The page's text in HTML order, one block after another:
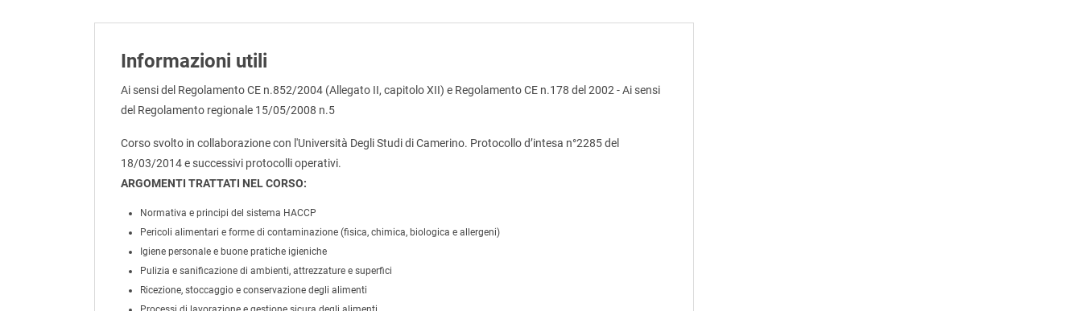
Informazioni utili
Ai sensi del Regolamento CE n.852/2004 (Allegato II, capitolo XII) e Regolamento CE n.178 del 2002 - Ai sensi
del Regolamento regionale 15/05/2008 n.5
Corso svolto in collaborazione con l'Università Degli Studi di Camerino. Protocollo d’intesa n°2285 del
18/03/2014 e successivi protocolli operativi.
ARGOMENTI TRATTATI NEL CORSO:
Normativa e principi del sistema HACCP
Pericoli alimentari e forme di contaminazione (fisica, chimica, biologica e allergeni)
Igiene personale e buone pratiche igieniche
Pulizia e sanificazione di ambienti, attrezzature e superfici
Ricezione, stoccaggio e conservazione degli alimenti